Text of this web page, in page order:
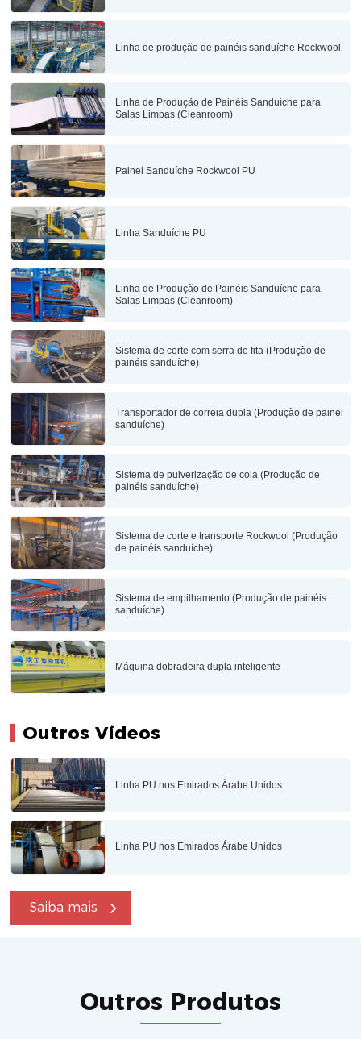
Linha de produção de painéis sanduíche Rockwool
Linha de Produção de Painéis Sanduíche para
Salas Limpas (Cleanroom)
Painel Sanduíche Rockwool PU
Linha Sanduíche PU
Linha de Produção de Painéis Sanduíche para
Salas Limpas (Cleanroom)
Sistema de corte com serra de fita (Produção de
painéis sanduíche)
Transportador de correia dupla (Produção de painel
sanduíche)
Sistema de pulverização de cola (Produção de
painéis sanduíche)
Sistema de corte e transporte Rockwool (Produção
de painéis sanduíche)
Sistema de empilhamento (Produção de painéis
sanduíche)
Máquina dobradeira dupla inteligente
Outros Vídeos
Linha PU nos Emirados Árabe Unidos
Linha PU nos Emirados Árabe Unidos
Saiba mais
Outros Produtos